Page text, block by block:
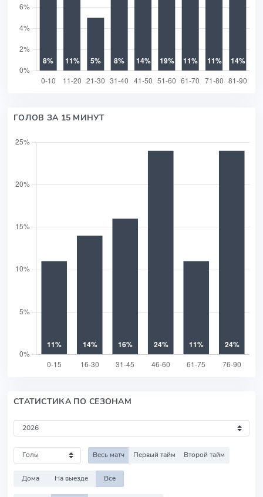
ГОЛОВ ЗА 15 МИНУТ
СТАТИСТИКА ПО СЕЗОНАМ
Весь матч Первый тайм Второй тайм
Дома На выезде Все